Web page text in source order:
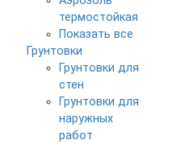
термостойкая
Показать все
Грунтовки
Грунтовки для
стен
Грунтовки для
наружных
работ